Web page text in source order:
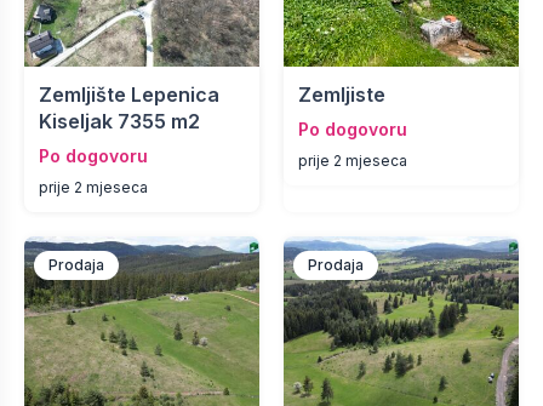
Zemljište Lepenica
Kiseljak 7355 m2
Po dogovoru
prije 2 mjeseca
Zemljiste
Po dogovoru
prije 2 mjeseca
Prodaja Prodaja